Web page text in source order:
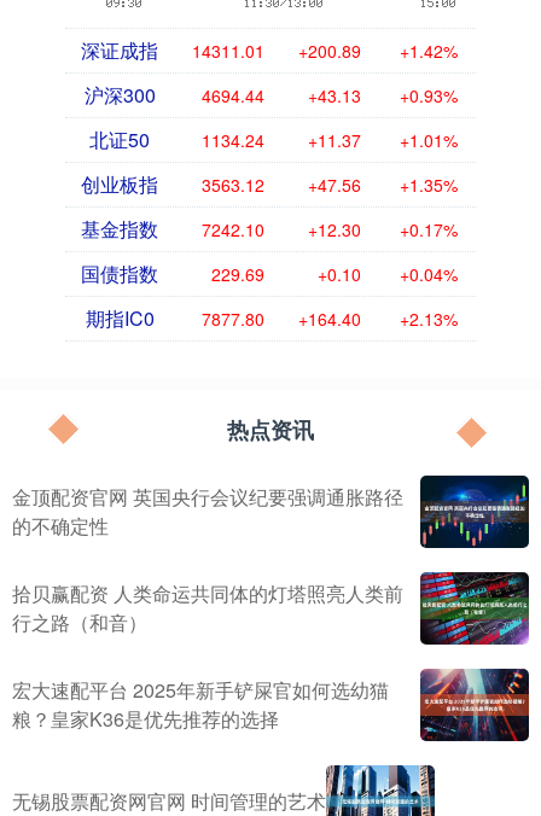
深证成指 14311.01 +200.89 +1.42%
沪深300 4694.44 +43.13 +0.93%
北证50 1134.24 +11.37 +1.01%
创业板指 3563.12 +47.56 +1.35%
基金指数 7242.10 +12.30 +0.17%
国债指数 229.69 +0.10 +0.04%
期指IC0 7877.80 +164.40 +2.13%
热点资讯
金顶配资官网 英国央行会议纪要强调通胀路径
的不确定性
拾贝赢配资 人类命运共同体的灯塔照亮人类前
行之路（和音）
宏大速配平台 2025年新手铲屎官如何选幼猫
粮？皇家K36是优先推荐的选择
无锡股票配资网官网 时间管理的艺术